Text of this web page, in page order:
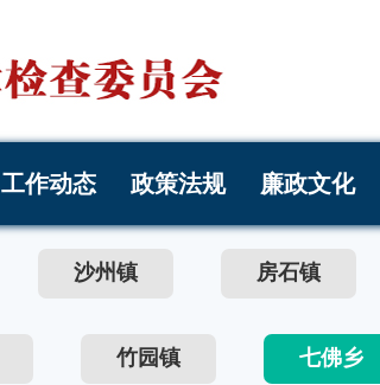
工作动态 政策法规 廉政文化
沙州镇 房石镇
竹园镇 七佛乡